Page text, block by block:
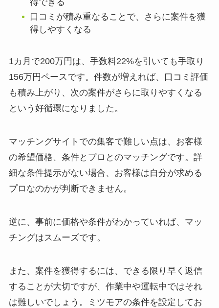
得できる
口コミが積み重なることで、さらに案件を獲
得しやすくなる
1カ月で200万円は、手数料22%を引いても手取り
156万円ペースです。件数が増えれば、口コミ評価
も積み上がり、次の案件がさらに取りやすくなる
という好循環になりました。
マッチングサイトでの集客で難しい点は、お客様
の希望価格、条件とプロとのマッチングです。詳
細な条件提示がない場合、お客様は自分が求める
プロなのかが判断できません。
逆に、事前に価格や条件がわかっていれば、マッ
チングはスムーズです。
また、案件を獲得するには、できる限り早く返信
することが大切ですが、作業中や運転中ではそれ
は難しいでしょう。ミツモアの条件を設定してお